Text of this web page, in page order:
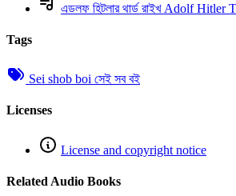
এডলফ হিটলার থার্ড রাইখ Adolf
Tags
Sei shob boi সেই সব বই
Licenses
License and copyright notice
Related Audio Books